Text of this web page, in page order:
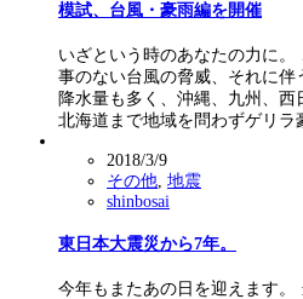
模試、台風・豪雨編を開催
いざという時のあなたの力に
事のない台風の脅威、それに伴
降水量も多く、沖縄、九州、西
北海道まで地域を問わずゲリラ
2018/3/9
その他 地震
shinbosai
東日本大震災から7年。
今年もまたあの日を迎えます